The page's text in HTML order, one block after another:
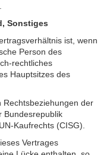
Sonstiges
ist, wenn
Person des
rechtliches
Hauptsitzes des
Rechtsbeziehungen der
Bundesrepublik
Kaufrechts (CISG).
Vertrages